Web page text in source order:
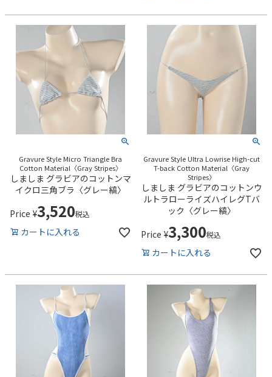
Gravure Style Micro Triangle Bra
Cotton Material〈Gray Stripes〉
しましま グラビアのコットンマ
イクロ三角ブラ〈グレー縞〉
Price ¥3,520税込
カートに入れる
Gravure Style Ultra Lowrise High-cut
T-back Cotton Material〈Gray
Stripes〉
しましま グラビアのコットンウ
ルトラローライズハイレグTバ
ック〈グレー縞〉
Price ¥3,300税込
カートに入れる